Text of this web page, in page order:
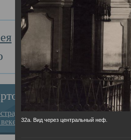
за веру в
на Севере”
Главная
32а. Вид через центральный неф.